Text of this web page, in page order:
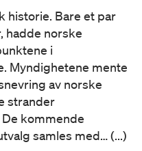
historie. Bare et par
hadde norske
i
Myndighetene mente
av norske
strander
kommende
samles med… (...)